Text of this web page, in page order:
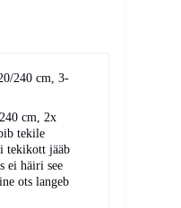
240 cm, 3-
cm, 2x
tekile
tekikott jääb
ei häiri see
ots langeb